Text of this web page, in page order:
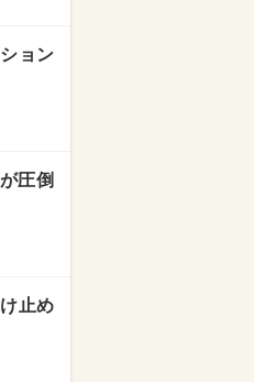
ョン
圧倒
止め